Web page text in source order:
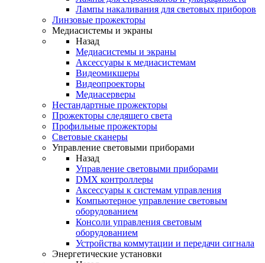
Лампы накаливания для световых приборов
Линзовые прожекторы
Медиасистемы и экраны
Назад
Медиасистемы и экраны
Аксессуары к медиасистемам
Видеомикшеры
Видеопроекторы
Медиасерверы
Нестандартные прожекторы
Прожекторы следящего света
Профильные прожекторы
Световые сканеры
Управление световыми приборами
Назад
Управление световыми приборами
DMX контроллеры
Аксессуары к системам управления
Компьютерное управление световым
оборудованием
Консоли управления световым
оборудованием
Устройства коммутации и передачи сигнала
Энергетические установки